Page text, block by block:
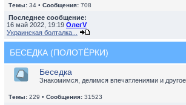
Темы: 34 • Сообщения: 708
Последнее сообщение:
16 май 2022, 19:19 ОлегV
Украинская болталка...
БЕСЕДКА (ПОЛОТЁРКИ)
Беседка
Знакомимся, делимся впечатлениями и другое
Темы: 229 • Сообщения: 31523